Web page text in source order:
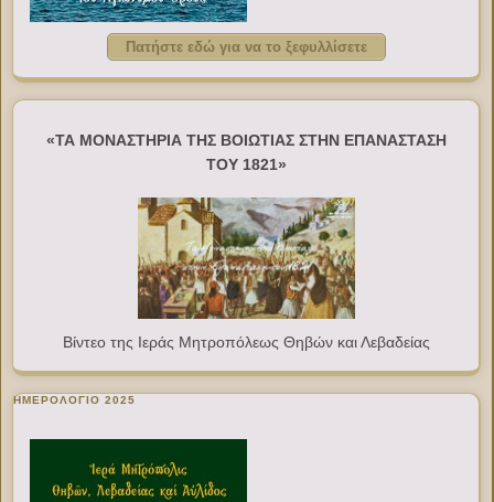
Πατήστε εδώ για να το ξεφυλλίσετε
«ΤΑ ΜΟΝΑΣΤΗΡΙΑ ΤΗΣ ΒΟΙΩΤΙΑΣ ΣΤΗΝ ΕΠΑΝΑΣΤΑΣΗ
ΤΟΥ 1821»
Βίντεο της Ιεράς Μητροπόλεως Θηβών και Λεβαδείας
ΗΜΕΡΟΛΟΓΙΟ 2025